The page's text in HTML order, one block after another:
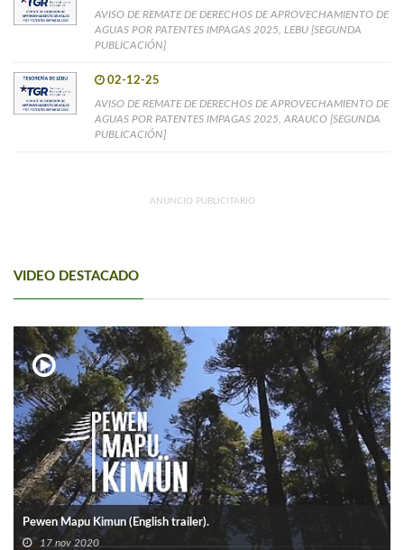
AVISO DE REMATE DE DERECHOS DE APROVECHAMIENTO DE
AGUAS POR PATENTES IMPAGAS 2025, LEBU [SEGUNDA
PUBLICACIÓN]
02-12-25
AVISO DE REMATE DE DERECHOS DE APROVECHAMIENTO DE
AGUAS POR PATENTES IMPAGAS 2025, ARAUCO [SEGUNDA
PUBLICACIÓN]
ANUNCIO PUBLICITARIO
VIDEO DESTACADO
Pewen Mapu Kimun (English trailer).
17 nov 2020